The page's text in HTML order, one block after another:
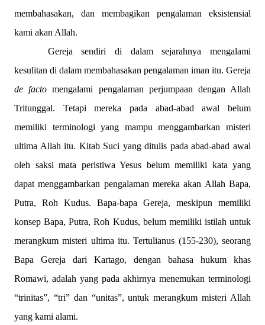
membahasakan, dan membagikan pengalaman eksistensial
kami akan Allah.
Gereja sendiri di dalam sejarahnya mengalami
kesulitan di dalam membahasakan pengalaman iman itu. Gereja
de facto mengalami pengalaman perjumpaan dengan Allah
Tritunggal. Tetapi mereka pada abad-abad awal belum
memiliki terminologi yang mampu menggambarkan misteri
ultima Allah itu. Kitab Suci yang ditulis pada abad-abad awal
oleh saksi mata peristiwa Yesus belum memiliki kata yang
dapat menggambarkan pengalaman mereka akan Allah Bapa,
Putra, Roh Kudus. Bapa-bapa Gereja, meskipun memiliki
konsep Bapa, Putra, Roh Kudus, belum memiliki istilah untuk
merangkum misteri ultima itu. Tertulianus (155-230), seorang
Bapa Gereja dari Kartago, dengan bahasa hukum khas
Romawi, adalah yang pada akhirnya menemukan terminologi
“trinitas”, “tri” dan “unitas”, untuk merangkum misteri Allah
yang kami alami.